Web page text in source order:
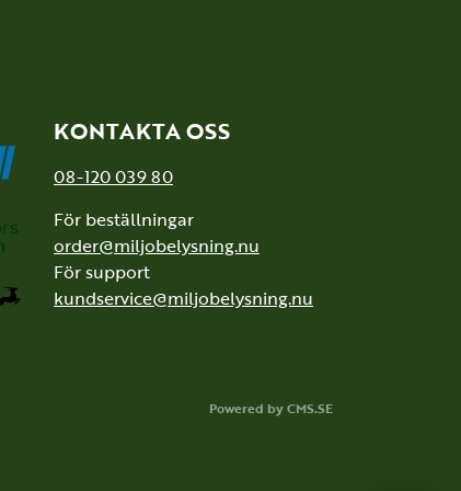
KONTAKTA OSS
08-120 039 80
För beställningar
order@miljobelysning.nu
För support
kundservice@miljobelysning.nu
Powered by CMS.SE